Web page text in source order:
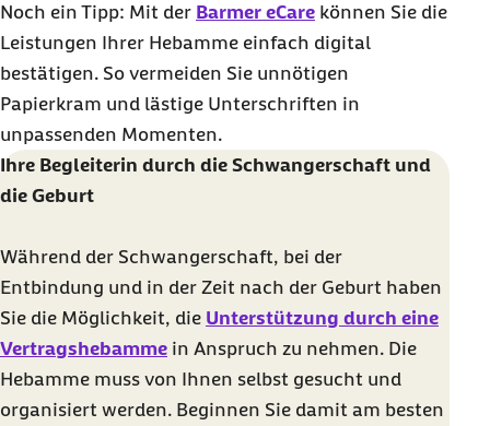
Noch ein Tipp: Mit der Barmer eCare können Sie die
Leistungen Ihrer Hebamme einfach digital
bestätigen. So vermeiden Sie unnötigen
Papierkram und lästige Unterschriften in
unpassenden Momenten.
Ihre Begleiterin durch die Schwangerschaft und
die Geburt
Während der Schwangerschaft, bei der
Entbindung und in der Zeit nach der Geburt haben
Sie die Möglichkeit, die Unterstützung durch eine
Vertragshebamme in Anspruch zu nehmen. Die
Hebamme muss von Ihnen selbst gesucht und
organisiert werden. Beginnen Sie damit am besten